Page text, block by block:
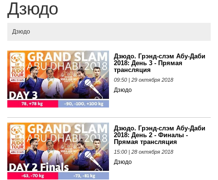
Дзюдо
Дзюдо
Дзюдо. Грэнд-слэм Абу-Даби
2018: День 3 - Прямая
трансляция
09:50 | 29 октября 2018
Дзюдо
Дзюдо. Грэнд-слэм Абу-Даби
2018: День 2 - Финалы -
Прямая трансляция
15:00 | 28 октября 2018
Дзюдо